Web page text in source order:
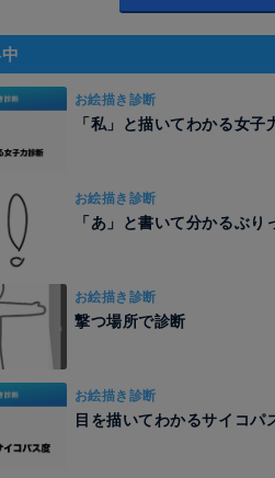
お絵描き診断
「私」と描いてわかる女子
お絵描き診断
「あ」と書いて分かるぶり
お絵描き診断
撃つ場所で診断
お絵描き診断
目を描いてわかるサイコパ